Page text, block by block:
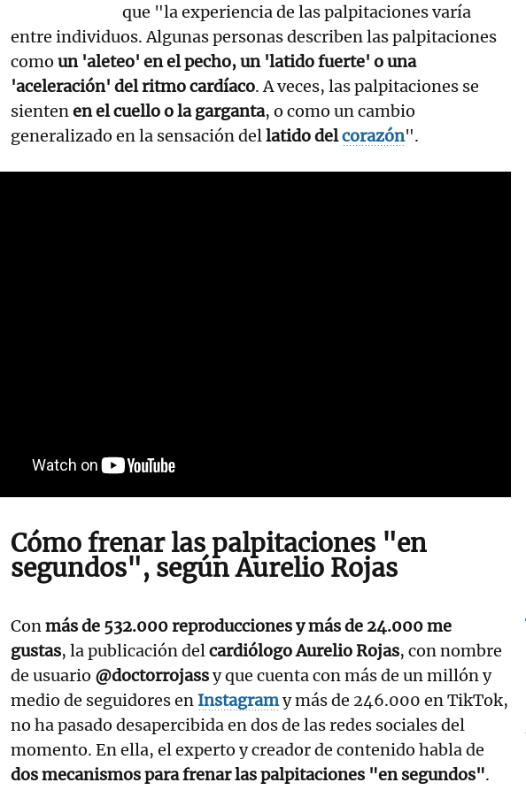
que "la experiencia de las palpitaciones varía
entre individuos. Algunas personas describen las palpitaciones
como un 'aleteo' en el pecho, un 'latido fuerte' o una
'aceleración' del ritmo cardíaco. A veces, las palpitaciones se
sientenen el cuello o la garganta, o como un cambio
generalizado en la sensación dellatido delcorazón".
Cómo frenar las palpitaciones "en
segundos", según Aurelio Rojas
Conmás de 532.000 reproducciones y más de 24.000 me
gustas, la publicación delcardiólogo Aurelio Rojas, con nombre
de usuario @doctorrojassy que cuenta con más de un millón y
medio de seguidores en Instagramy más de 246.000 en TikTok,
no ha pasado desapercibida en dos de las redes sociales del
momento. En ella, el experto y creador de contenido habla de
dos mecanismos para frenar las palpitaciones "en segundos".